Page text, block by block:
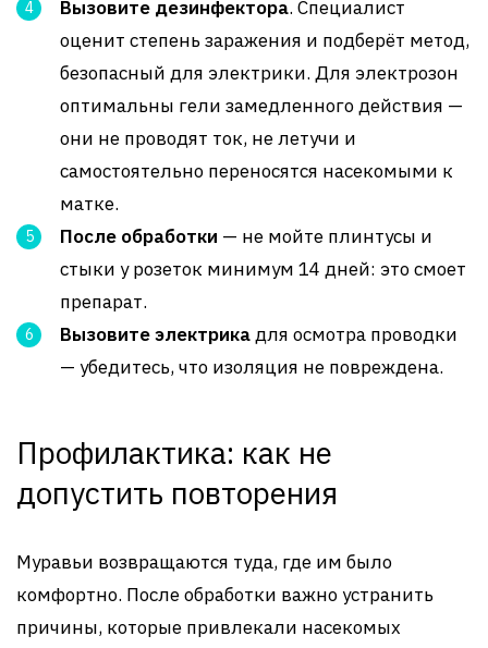
Вызовите дезинфектора. Специалист
оценит степень заражения и подберёт метод,
безопасный для электрики. Для электрозон
оптимальны гели замедленного действия —
они не проводят ток, не летучи и
самостоятельно переносятся насекомыми к
матке.
После обработки — не мойте плинтусы и
стыки у розеток минимум 14 дней: это смоет
препарат.
Вызовите электрикадля осмотра проводки
— убедитесь, что изоляция не повреждена.
Профилактика: как не
допустить повторения
Муравьи возвращаются туда, где им было
комфортно. После обработки важно устранить
причины, которые привлекали насекомых